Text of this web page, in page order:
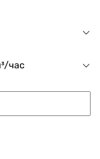
час